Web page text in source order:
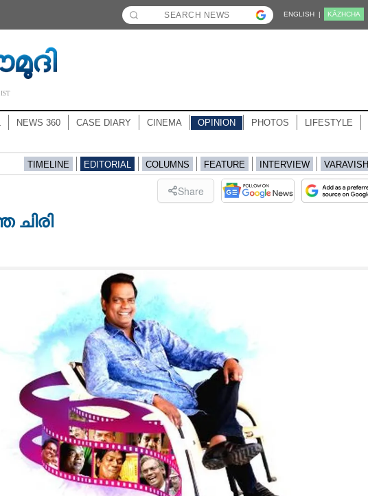
ENGLISH | KĀZHCHA
NEWS 360 CASE DIARY CINEMA OPINION PHOTOS LIFESTYLE
TIMELINE EDITORIAL COLUMNS FEATURE INTERVIEW
Share
ചിരി